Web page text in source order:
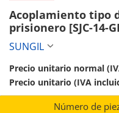
Acoplamiento tipo
prisionero [SJC-14-
SUNGIL
Precio unitario normal
Precio unitario (IVA
Número de